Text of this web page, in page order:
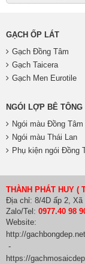
GẠCH ỐP LÁT
Gạch Đồng Tâm
Gạch Taicera
Gạch Men Eurotile
NGÓI LỢP BÊ TÔNG
Ngói màu Đồng Tâm
Ngói màu Thái Lan
Phụ kiện ngói Đồng
THÀNH PHÁT HUY (
Địa chỉ: 8/4D ấp 2,
Zalo/Tel: 0977.40 98
Website:
http://
-
https://